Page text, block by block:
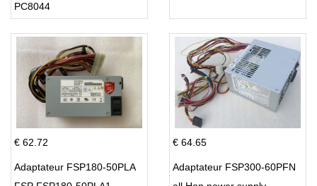
PC8044
€ 62.72
Adaptateur FSP180-50PLA
€ 64.65
Adaptateur FSP300-60PFN